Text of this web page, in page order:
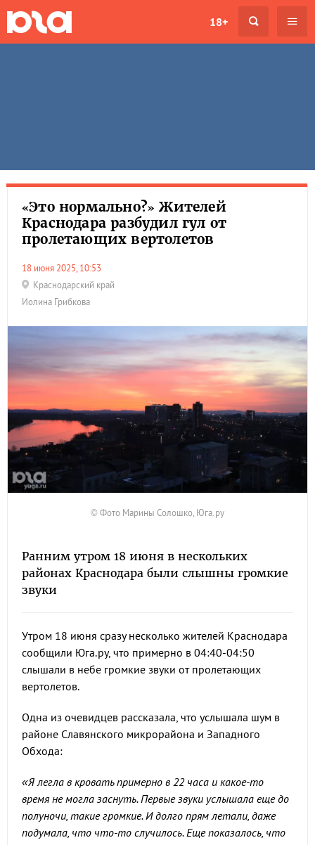
18+
«Это нормально?» Жителей
Краснодара разбудил гул от
пролетающих вертолетов
18 июня 2025, 10:53
Краснодарский край
Иолина Грибкова
© Фото Марины Солошко, Юга.ру
Ранним утром 18 июня в нескольких
районах Краснодара были слышны громкие
звуки
Утром 18 июня сразу несколько жителей Краснодара
сообщили Юга.ру, что примерно в 04:40-04:50
слышали в небе громкие звуки от пролетающих
вертолетов.
Одна из очевидцев рассказала, что услышала шум в
районе Славянского микрорайона и Западного
Обхода:
«Я легла в кровать примерно в 22 часа и какое-то
время не могла заснуть. Первые звуки услышала еще до
полуночи, такие громкие. И долго прям летали, даже
подумала, что что-то случилось. Еще показалось, что